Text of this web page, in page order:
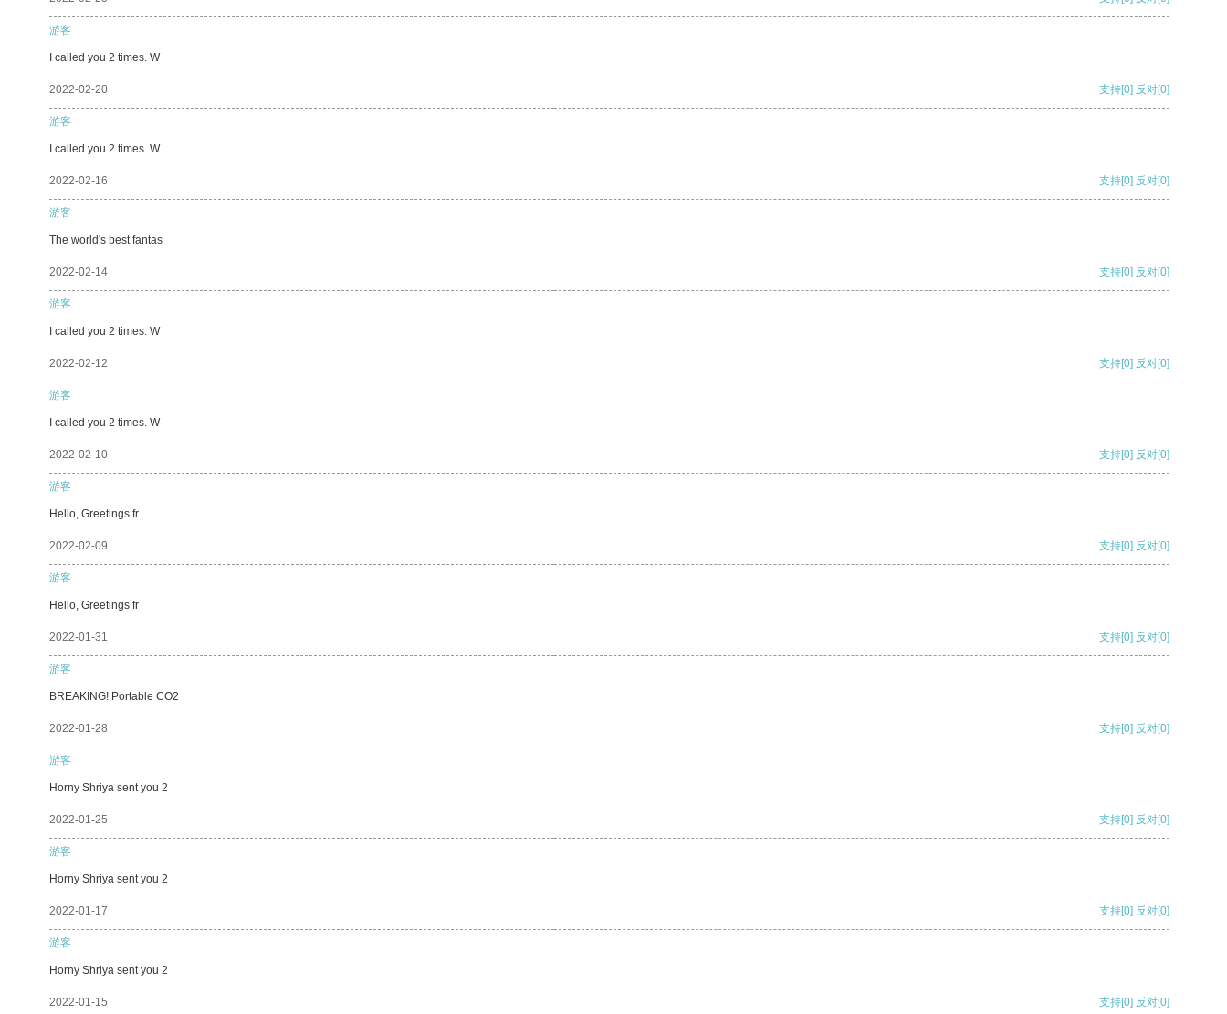
游客
I called you 2 times. W
2022-02-20 支持[0] 反对[0]
游客
I called you 2 times. W
2022-02-16 支持[0] 反对[0]
游客
The world's best fantas
2022-02-14 支持[0] 反对[0]
游客
I called you 2 times. W
2022-02-12 支持[0] 反对[0]
游客
I called you 2 times. W
2022-02-10 支持[0] 反对[0]
游客
Hello, Greetings fr
2022-02-09 支持[0] 反对[0]
游客
Hello, Greetings fr
2022-01-31 支持[0] 反对[0]
游客
BREAKING! Portable CO2
2022-01-28 支持[0] 反对[0]
游客
Horny Shriya sent you 2
2022-01-25 支持[0] 反对[0]
游客
Horny Shriya sent you 2
2022-01-17 支持[0] 反对[0]
游客
Horny Shriya sent you 2
2022-01-15 支持[0] 反对[0]